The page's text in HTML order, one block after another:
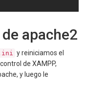
apache2
y reiniciamos el
de XAMPP,
y luego le